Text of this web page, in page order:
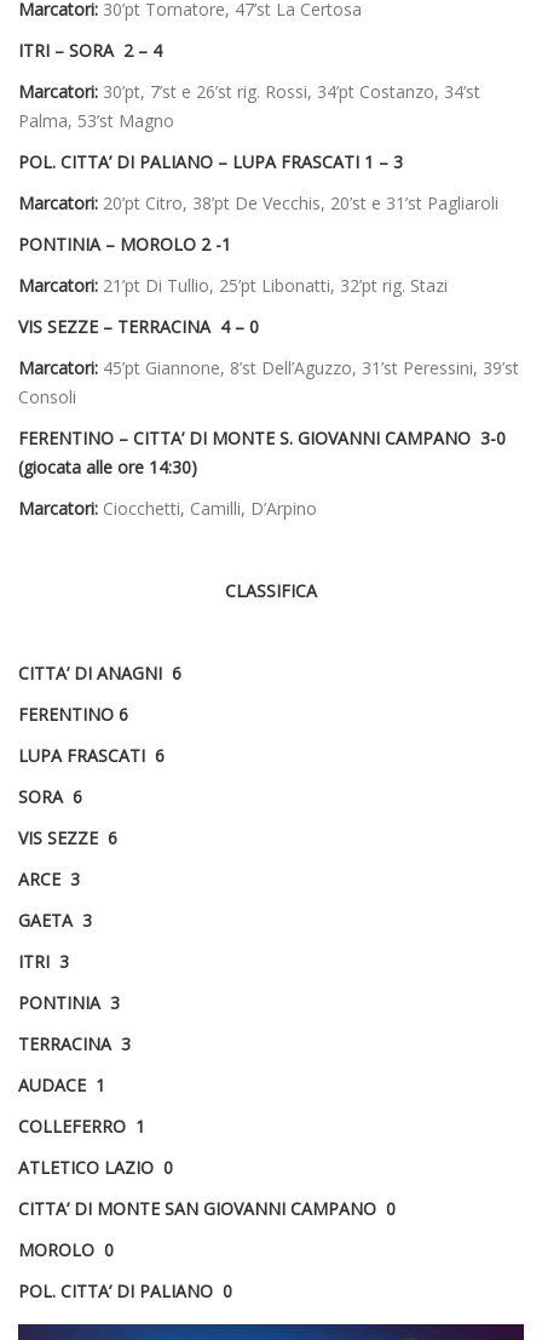
Marcatori: 30’pt Tornatore, 47’st La Certosa
ITRI – SORA 2 – 4
Marcatori: 30’pt, 7’st e 26’st rig. Rossi, 34’pt Costanzo, 34’st
Palma, 53’st Magno
POL. CITTA’ DI PALIANO – LUPA FRASCATI 1 – 3
Marcatori: 20’pt Citro, 38’pt De Vecchis, 20’st e 31’st Pagliaroli
PONTINIA – MOROLO 2 -1
Marcatori: 21’pt Di Tullio, 25’pt Libonatti, 32’pt rig. Stazi
VIS SEZZE – TERRACINA 4 – 0
Marcatori: 45’pt Giannone, 8’st Dell’Aguzzo, 31’st Peressini, 39’st
Consoli
FERENTINO – CITTA’ DI MONTE S. GIOVANNI CAMPANO 3-0
(giocata alle ore 14:30)
Marcatori: Ciocchetti, Camilli, D’Arpino
CLASSIFICA
CITTA’ DI ANAGNI 6
FERENTINO 6
LUPA FRASCATI 6
SORA 6
VIS SEZZE 6
ARCE 3
GAETA 3
ITRI 3
PONTINIA 3
TERRACINA 3
AUDACE 1
COLLEFERRO 1
ATLETICO LAZIO 0
CITTA’ DI MONTE SAN GIOVANNI CAMPANO 0
MOROLO 0
POL. CITTA’ DI PALIANO 0